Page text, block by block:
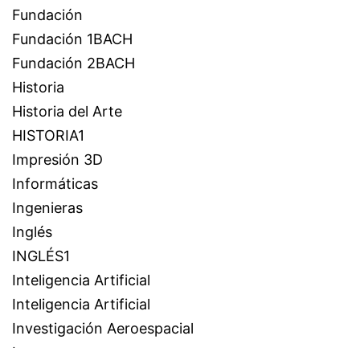
Fundación
Fundación 1BACH
Fundación 2BACH
Historia
Historia del Arte
HISTORIA1
Impresión 3D
Informáticas
Ingenieras
Inglés
INGLÉS1
Inteligencia Artificial
Inteligencia Artificial
Investigación Aeroespacial